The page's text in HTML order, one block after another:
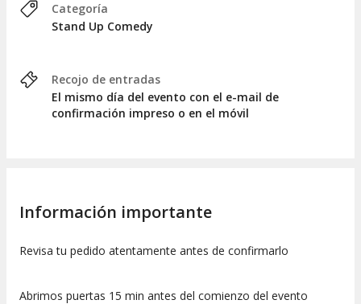
Categoría
Stand Up Comedy
Recojo de entradas
El mismo día del evento con el e-mail de
confirmación impreso o en el móvil
Información importante
Revisa tu pedido atentamente antes de confirmarlo
Abrimos puertas 15 min antes del comienzo del evento